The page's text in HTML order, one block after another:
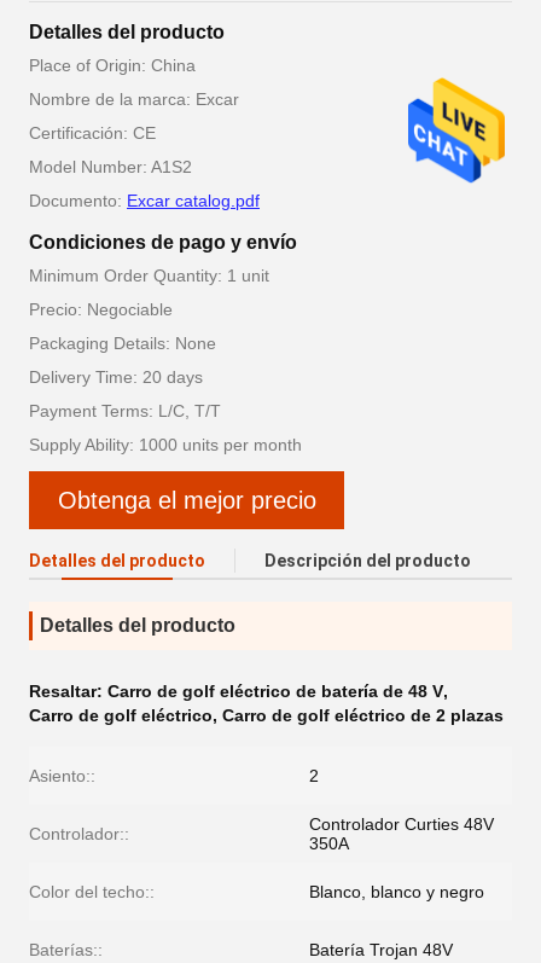
Detalles del producto
Place of Origin: China
Nombre de la marca: Excar
Certificación: CE
Model Number: A1S2
Documento: Excar catalog.pdf
Condiciones de pago y envío
Minimum Order Quantity: 1 unit
Precio: Negociable
Packaging Details: None
Delivery Time: 20 days
Payment Terms: L/C, T/T
Supply Ability: 1000 units per month
Obtenga el mejor precio
Detalles del producto Descripción del producto
Detalles del producto
Resaltar: Carro de golf eléctrico de batería de 48 V,
Carro de golf eléctrico, Carro de golf eléctrico de 2 plazas
Asiento:: 2
Controlador::
Controlador Curties 48V
350A
Color del techo:: Blanco, blanco y negro
Baterías:: Batería Trojan 48V